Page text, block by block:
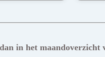
in het maandoverzicht